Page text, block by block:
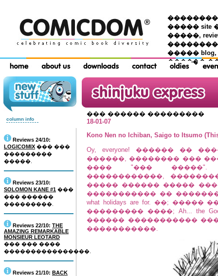
���������
����� site
�����,
����� blog,
������
column info
Reviews 24/10:
LOGICOMIX ��� ���
���������
�����.
Reviews 23/10:
SOLOMON KANE #1 ���
��� ������
���������.
Reviews 22/10: THE
AMAZING REMARKABLE
MONSIEUR LEOTARD
��� ��� ����
����������������.
Reviews 21/10: BACK
��� ������ ���������
18-01-07
Kono Nen no Ichiban, Saigo to Itsumo
Oy, everyone! ������ ��
������, �������� ���
���� "��� �����".
������������,
����� ������ �����
����������� ��
what holidays are for. ��;
��������� ����; Ah... the
������ ����������� ���
�����������.